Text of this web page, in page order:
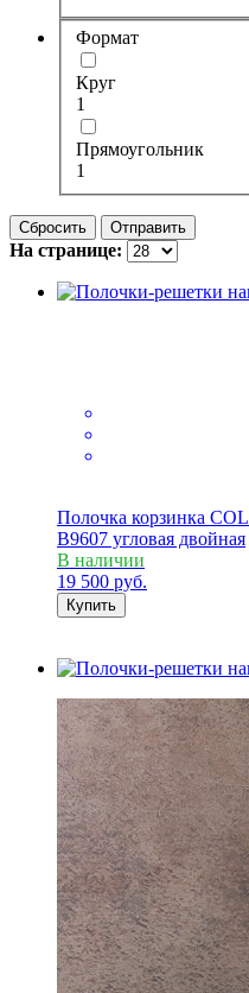
Формат
Круг
1
Прямоугольник
1
Сбросить Отправить
На странице:
Полочка корзинка
B9607 угловая двойная
В наличии
19 500 руб.
Купить